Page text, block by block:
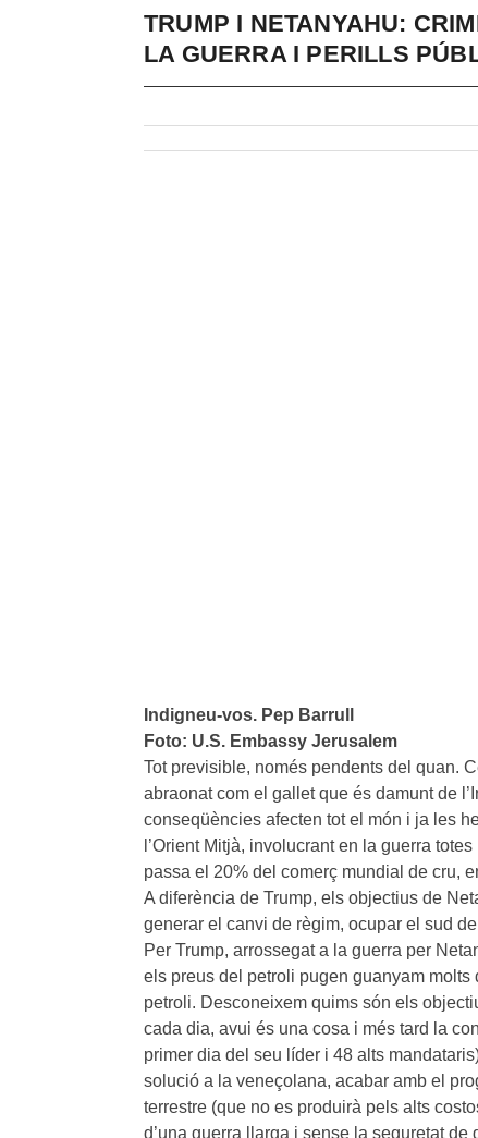
TRUMP I NETANYAHU:
LA GUERRA I PERILLS
Indigneu-vos. Pep Barrull
Foto: U.S. Embassy Jerusalem
Tot previsible, només pendents del quan.
abraonat com el gallet que és damunt de
conseqüències afecten tot el món i ja les
l’Orient Mitjà, involucrant en la guerra
passa el 20% del comerç mundial de cru,
A diferència de Trump, els objectius de
generar el canvi de règim, ocupar el sud
Per Trump, arrossegat a la guerra per
els preus del petroli pugen guanyam molts
petroli. Desconeixem quims són els
cada dia, avui és una cosa i més tard la
primer dia del seu líder i 48 alts
solució a la veneçolana, acabar amb el
terrestre (que no es produirà pels alts
d’una guerra llarga i sense la seguretat